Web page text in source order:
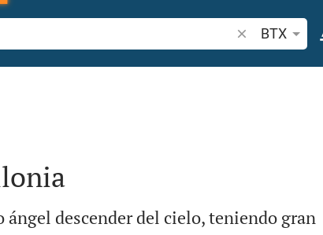
BuscarBTX
ángel descender del cielo, teniendo gran